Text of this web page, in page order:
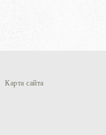
Карта сайта